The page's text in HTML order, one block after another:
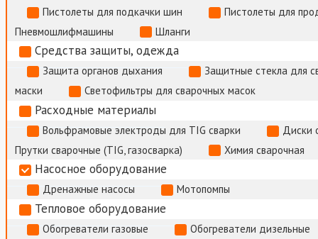
Пистолеты для подкачки шин
Пистолеты для
Пневмошлифмашины
Шланги
Средства защиты, одежда
Защита органов дыхания
Защитные стекла для
маски
Светофильтры для сварочных масок
Расходные материалы
Вольфрамовые электроды для TIG сварки
Диски
Прутки сварочные (TIG, газосварка)
Химия сварочная
Насосное оборудование
Дренажные насосы Мотопомпы
Тепловое оборудование
Обогреватели газовые Обогреватели дизельные